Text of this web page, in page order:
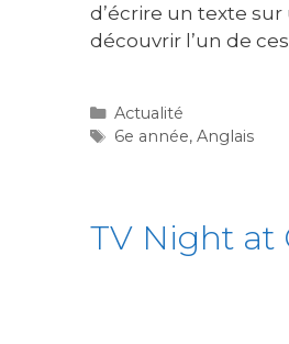
d’écrire un texte
découvrir l’un de
Actualité
6e année, Anglais
TV Night at